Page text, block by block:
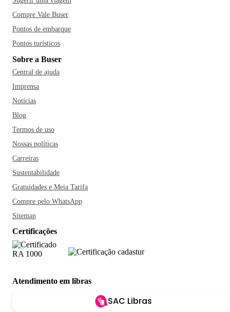
Compre Vale Buser
Pontos de embarque
Pontos turísticos
Sobre a Buser
Central de ajuda
Imprensa
Notícias
Blog
Termos de uso
Nossas políticas
Carreiras
Sustentabilidade
Gratuidades e Meia Tarifa
Compre pelo WhatsApp
Sitemap
Certificações
Atendimento em libras
SAC Libras